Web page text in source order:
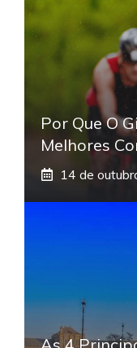
Por Que O
Melhores
14 de